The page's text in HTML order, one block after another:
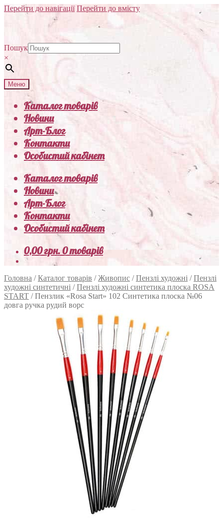
Перейти до навігації Перейти до вмісту
Пошук
×
Меню
Каталог товарів
Новини
Арт-Блог
Контакти
Особистий кабінет
Каталог товарів
Новини
Арт-Блог
Контакти
Особистий кабінет
0,00грн.0 товарів
Головна /Каталог товарів /Живопис /Пензлі художні /Пензлі
художні синтетичні /Пензлі художні синтетика плоска ROSA
START /Пензлик «Rosa Start» 102 Синтетика плоска №06
довга ручка рудий ворс